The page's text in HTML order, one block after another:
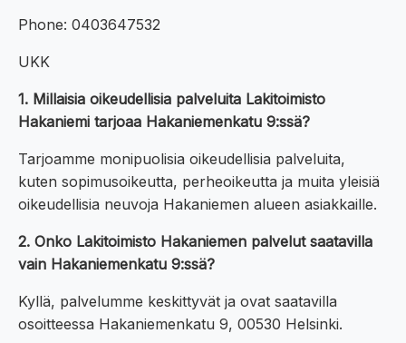
Phone: 0403647532
UKK
1. Millaisia oikeudellisia palveluita Lakitoimisto
Hakaniemi tarjoaa Hakaniemenkatu 9:ssä?
Tarjoamme monipuolisia oikeudellisia palveluita,
kuten sopimusoikeutta, perheoikeutta ja muita yleisiä
oikeudellisia neuvoja Hakaniemen alueen asiakkaille.
2. Onko Lakitoimisto Hakaniemen palvelut saatavilla
vain Hakaniemenkatu 9:ssä?
Kyllä, palvelumme keskittyvät ja ovat saatavilla
osoitteessa Hakaniemenkatu 9, 00530 Helsinki.